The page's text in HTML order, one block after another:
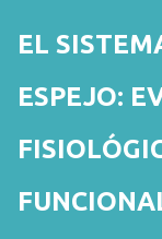
EL
ESPEJO: